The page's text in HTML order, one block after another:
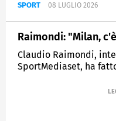
SPORT 08 LUGLIO 2026
Raimondi: "Milan,
Claudio Raimondi,
SportMediaset, ha
talento. Il nome forte